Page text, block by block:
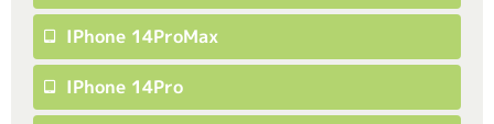
IPhone 14ProMax
IPhone 14Pro